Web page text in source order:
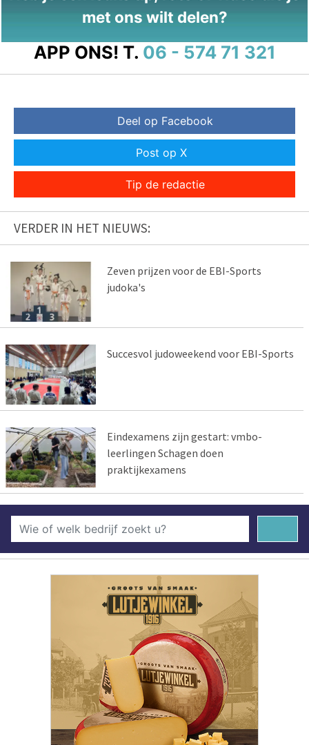
met ons wilt delen?
APP ONS! T. 06 - 574 71 321
Deel op Facebook
Post op X
Tip de redactie
VERDER IN HET NIEUWS:
Zeven prijzen voor de EBI-Sports
judoka's
Succesvol judoweekend voor EBI-Sports
Eindexamens zijn gestart: vmbo-
leerlingen Schagen doen
praktijkexamens